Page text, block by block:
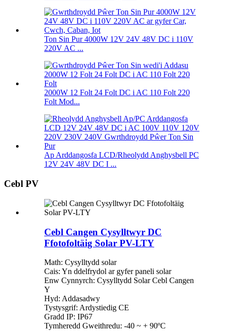
Ton Sin Pur 4000W 12V 24V 48V DC i 110V
220V AC ...
2000W 12 Folt 24 Folt DC i AC 110 Folt 220
Folt Mod...
Ap Arddangosfa LCD/Rheolydd Anghysbell PC
12V 24V 48V DC I ...
Cebl PV
Cebl Cangen Cysylltwyr DC
Ffotofoltäig Solar PV-LTY
Math: Cysylltydd solar
Cais: Yn ddelfrydol ar gyfer paneli solar
Enw Cynnyrch: Cysylltydd Solar Cebl Cangen
Y
Hyd: Addasadwy
Tystysgrif: Ardystiedig CE
Gradd IP: IP67
Tymheredd Gweithredu: -40 ~ + 90ºC